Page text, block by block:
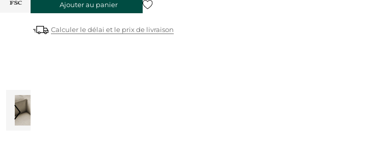
Ajouter au panier
Calculer le délai et le prix de livraison